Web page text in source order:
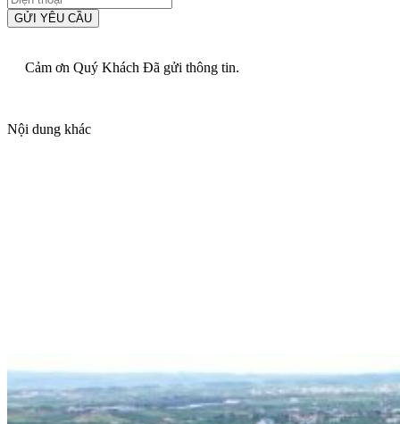
GỬI YÊU CẦU
Cảm ơn Quý Khách Đã gửi thông tin.
Nội dung khác